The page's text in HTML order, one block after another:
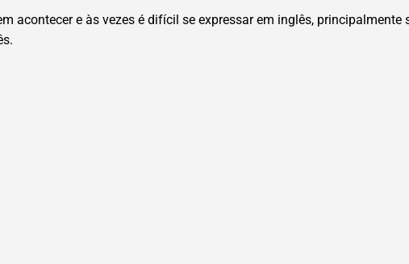
acontecer e às vezes é difícil se expressar em inglês, principalmente